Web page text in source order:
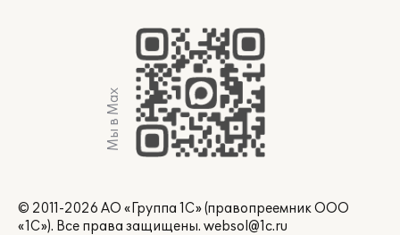
Мы в Max
© 2011-2026 АО «Группа 1С» (правопреемник ООО
«1С»). Все права защищены. websol@1c.ru